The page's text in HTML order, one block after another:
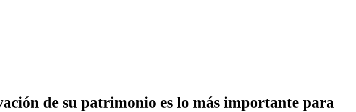
de su patrimonio es lo más importante para